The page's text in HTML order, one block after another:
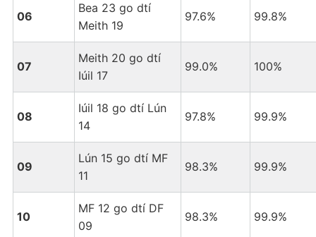
06
Bea 23 go dtí
Meith 19
97.6% 99.8%
07
Meith 20 go dtí
Iúil 17
99.0% 100%
08
Iúil 18 go dtí Lún
14
97.8% 99.9%
09
Lún 15 go dtí MF
11
98.3% 99.9%
10
MF 12 go dtí DF
09
98.3% 99.9%